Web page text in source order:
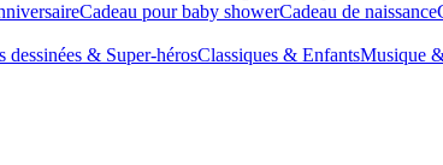
Cadeau pour baby showerCadeau de naissance
dessinées & Super-hérosClassiques & EnfantsMusique